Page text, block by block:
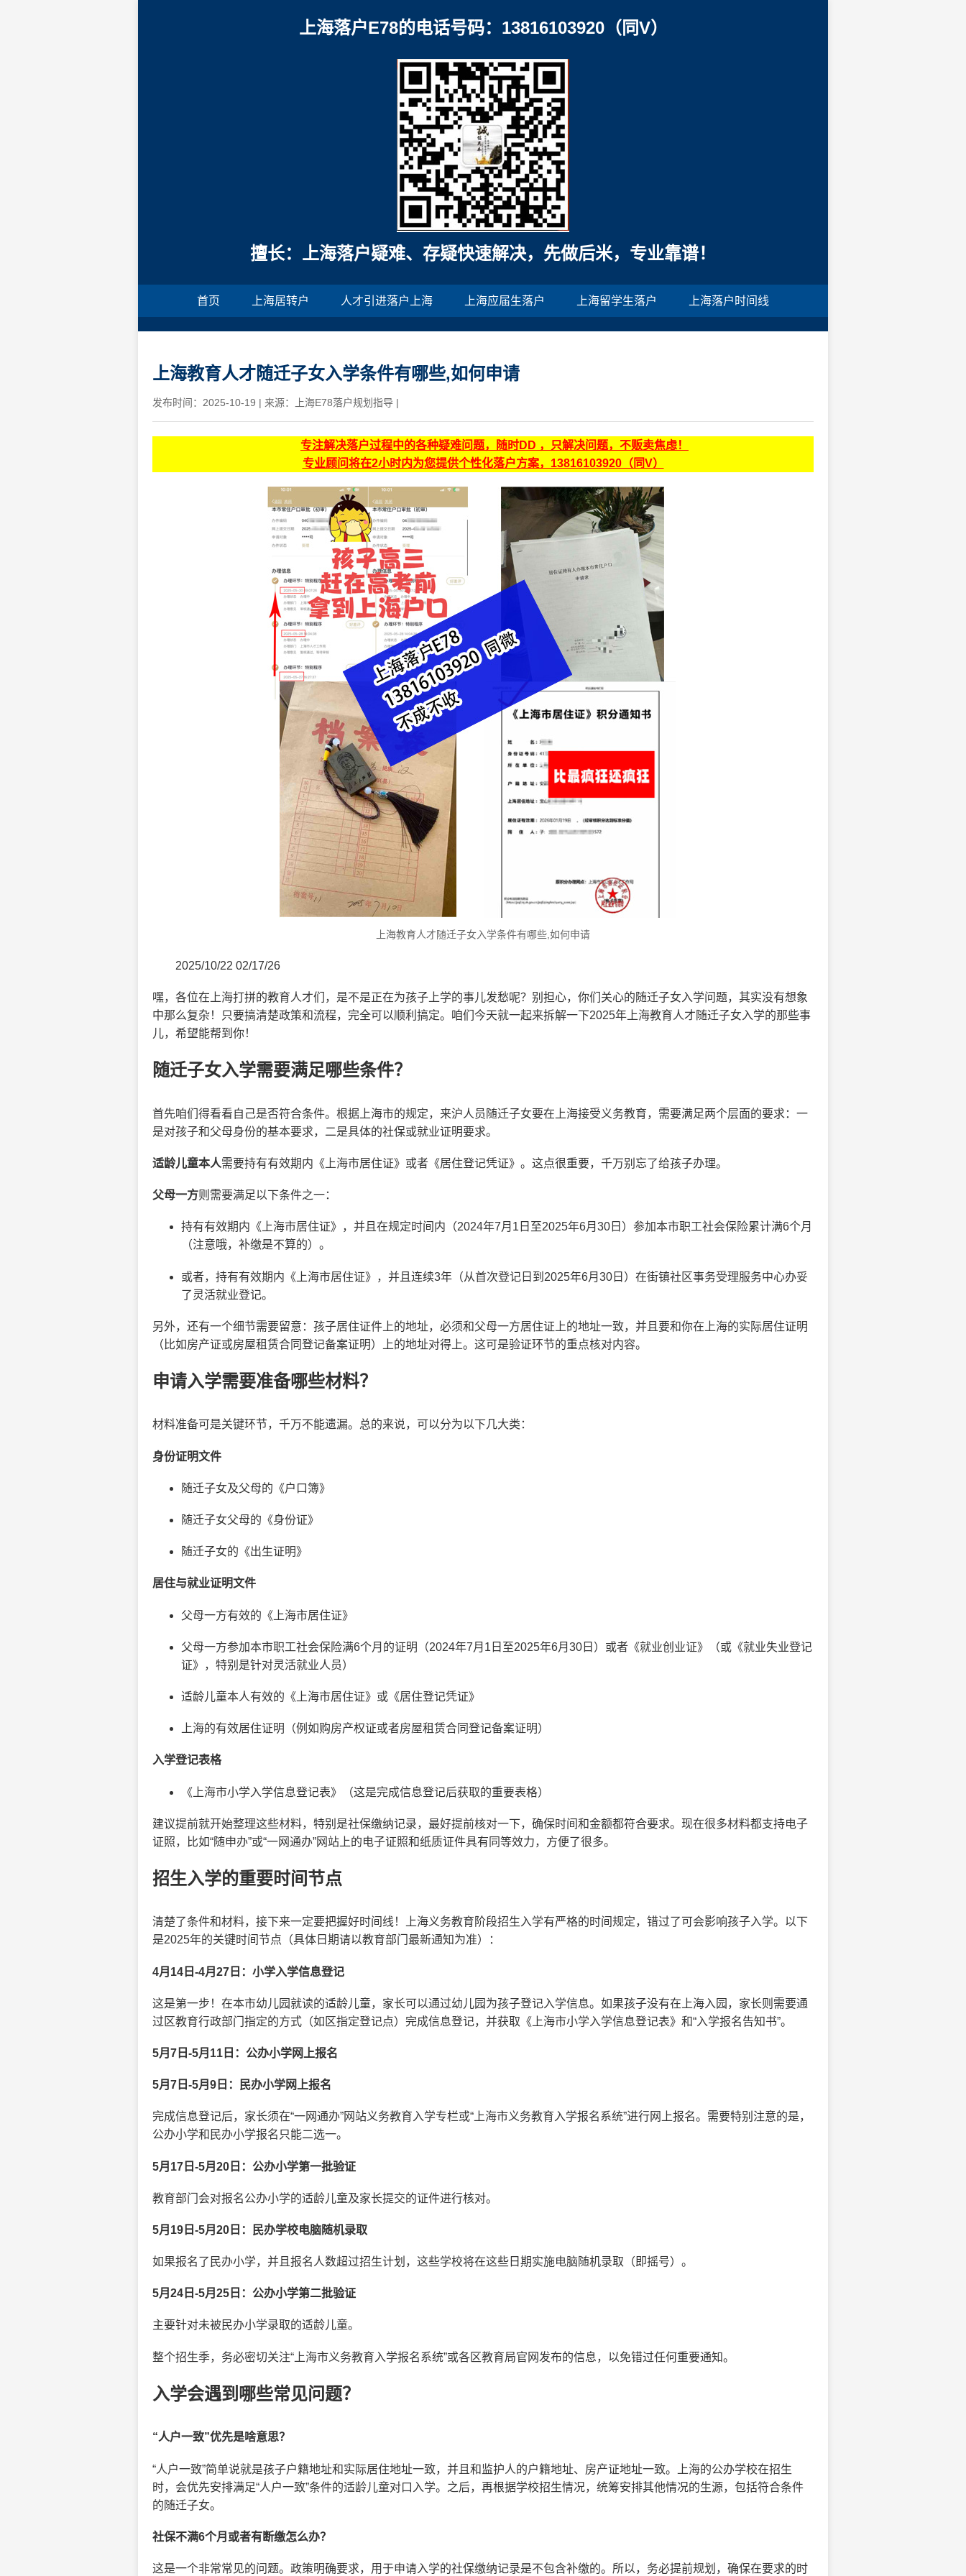
上海落户E78的电话号码：13816103920（同V）
擅长：上海落户疑难、存疑快速解决，先做后米，专业靠谱！
首页 上海居转户 人才引进落户上海 上海应届生落户 上海留学生落户 上海落户时间线
上海教育人才随迁子女入学条件有哪些,如何申请
发布时间：2025-10-19 | 来源：上海E78落户规划指导 |
专注解决落户过程中的各种疑难问题，随时DD ，只解决问题，不贩卖焦虑！
专业顾问将在2小时内为您提供个性化落户方案，13816103920（同V）
上海教育人才随迁子女入学条件有哪些,如何申请
2025/10/22 02/17/26
嘿，各位在上海打拼的教育人才们，是不是正在为孩子上学的事儿发愁呢？别担心，你们关心的随迁子女入学问题，其实没有想象
中那么复杂！只要搞清楚政策和流程，完全可以顺利搞定。咱们今天就一起来拆解一下2025年上海教育人才随迁子女入学的那些事
儿，希望能帮到你！
随迁子女入学需要满足哪些条件？
首先咱们得看看自己是否符合条件。根据上海市的规定，来沪人员随迁子女要在上海接受义务教育，需要满足两个层面的要求：一
是对孩子和父母身份的基本要求，二是具体的社保或就业证明要求。
适龄儿童本人需要持有有效期内《上海市居住证》或者《居住登记凭证》。这点很重要，千万别忘了给孩子办理。
父母一方则需要满足以下条件之一：
持有有效期内《上海市居住证》，并且在规定时间内（2024年7月1日至2025年6月30日）参加本市职工社会保险累计满6个月
（注意哦，补缴是不算的）。
或者，持有有效期内《上海市居住证》，并且连续3年（从首次登记日到2025年6月30日）在街镇社区事务受理服务中心办妥
了灵活就业登记。
另外，还有一个细节需要留意：孩子居住证件上的地址，必须和父母一方居住证上的地址一致，并且要和你在上海的实际居住证明
（比如房产证或房屋租赁合同登记备案证明）上的地址对得上。这可是验证环节的重点核对内容。
申请入学需要准备哪些材料？
材料准备可是关键环节，千万不能遗漏。总的来说，可以分为以下几大类：
身份证明文件
随迁子女及父母的《户口簿》
随迁子女父母的《身份证》
随迁子女的《出生证明》
居住与就业证明文件
父母一方有效的《上海市居住证》
父母一方参加本市职工社会保险满6个月的证明（2024年7月1日至2025年6月30日）或者《就业创业证》（或《就业失业登记
证》，特别是针对灵活就业人员）
适龄儿童本人有效的《上海市居住证》或《居住登记凭证》
上海的有效居住证明（例如购房产权证或者房屋租赁合同登记备案证明）
入学登记表格
《上海市小学入学信息登记表》（这是完成信息登记后获取的重要表格）
建议提前就开始整理这些材料，特别是社保缴纳记录，最好提前核对一下，确保时间和金额都符合要求。现在很多材料都支持电子
证照，比如“随申办”或“一网通办”网站上的电子证照和纸质证件具有同等效力，方便了很多。
招生入学的重要时间节点
清楚了条件和材料，接下来一定要把握好时间线！上海义务教育阶段招生入学有严格的时间规定，错过了可会影响孩子入学。以下
是2025年的关键时间节点（具体日期请以教育部门最新通知为准）：
4月14日-4月27日：小学入学信息登记
这是第一步！在本市幼儿园就读的适龄儿童，家长可以通过幼儿园为孩子登记入学信息。如果孩子没有在上海入园，家长则需要通
过区教育行政部门指定的方式（如区指定登记点）完成信息登记，并获取《上海市小学入学信息登记表》和“入学报名告知书”。
5月7日-5月11日：公办小学网上报名
5月7日-5月9日：民办小学网上报名
完成信息登记后，家长须在“一网通办”网站义务教育入学专栏或“上海市义务教育入学报名系统”进行网上报名。需要特别注意的是，
公办小学和民办小学报名只能二选一。
5月17日-5月20日：公办小学第一批验证
教育部门会对报名公办小学的适龄儿童及家长提交的证件进行核对。
5月19日-5月20日：民办学校电脑随机录取
如果报名了民办小学，并且报名人数超过招生计划，这些学校将在这些日期实施电脑随机录取（即摇号）。
5月24日-5月25日：公办小学第二批验证
主要针对未被民办小学录取的适龄儿童。
整个招生季，务必密切关注“上海市义务教育入学报名系统”或各区教育局官网发布的信息，以免错过任何重要通知。
入学会遇到哪些常见问题？
“人户一致”优先是啥意思？
“人户一致”简单说就是孩子户籍地址和实际居住地址一致，并且和监护人的户籍地址、房产证地址一致。上海的公办学校在招生
时，会优先安排满足“人户一致”条件的适龄儿童对口入学。之后，再根据学校招生情况，统筹安排其他情况的生源，包括符合条件
的随迁子女。
社保不满6个月或者有断缴怎么办？
这是一个非常常见的问题。政策明确要求，用于申请入学的社保缴纳记录是不包含补缴的。所以，务必提前规划，确保在要求的时